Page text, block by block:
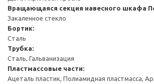
Вращающаяся секция навесного шкафа
Закаленное стекло
Бортик:
Сталь
Трубка:
Сталь, Гальванизация
Пластмассовые части:
Ацеталь пластик, Полиамидная пластмасса,